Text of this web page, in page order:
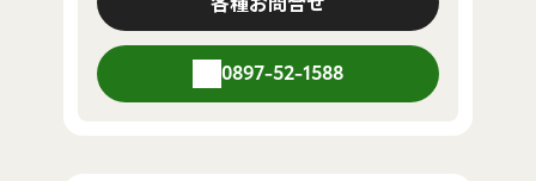
0897-52-1588